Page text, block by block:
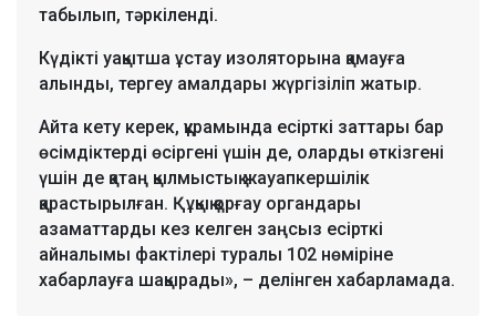
табылып, тәркіленді.
Күдікті уақытша ұстау изоляторына қамауға
алынды, тергеу амалдары жүргізіліп жатыр.
Айта кету керек, құрамында есірткі заттары бар
өсімдіктерді өсіргені үшін де, оларды өткізгені
үшін де қатаң қылмыстық жауапкершілік
қарастырылған. Құқық қорғау органдары
азаматтарды кез келген заңсыз есірткі
айналымы фактілері туралы 102 нөміріне
хабарлауға шақырады», – делінген хабарламада.